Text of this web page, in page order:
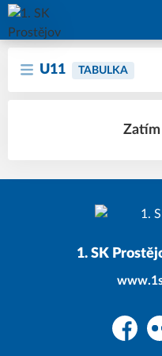
1. SK Prostějov
U11 TABULKA
Zatím
1. SK
Facebook